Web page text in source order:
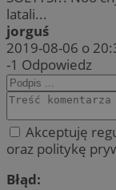
latali...
jorguś
2019-08-06 o
-1 Odpowiedz
Akceptuję
oraz politykę
Błąd: